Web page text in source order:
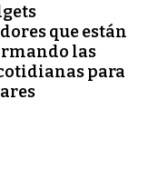
que están
las
para